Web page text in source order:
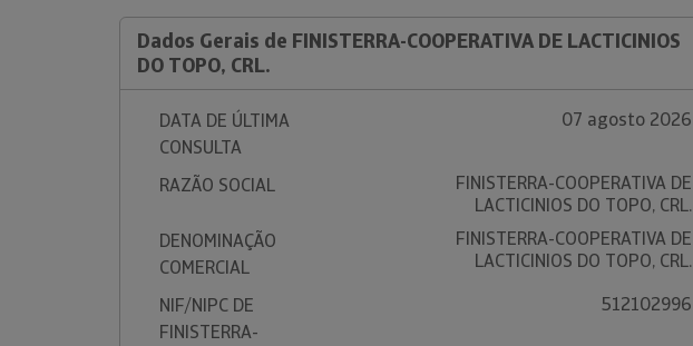
Dados Gerais de FINISTERRA-COOPERATIVA DE LACTICINIOS
DO TOPO, CRL.
DATA DE ÚLTIMA
CONSULTA
07 agosto 2026
RAZÃO SOCIAL
FINISTERRA-COOPERATIVA DE
LACTICINIOS DO TOPO, CRL.
DENOMINAÇÃO
COMERCIAL
FINISTERRA-COOPERATIVA DE
LACTICINIOS DO TOPO, CRL.
NIF/NIPC DE
FINISTERRA-
512102996